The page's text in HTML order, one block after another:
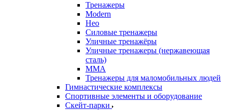
Тренажеры
Modern
Нео
Силовые тренажеры
Уличные тренажёры
Уличные тренажеры (нержавеющая
сталь)
ММА
Тренажеры для маломобильных людей
Гимнастические комплексы
Спортивные элементы и оборудование
Скейт-парки